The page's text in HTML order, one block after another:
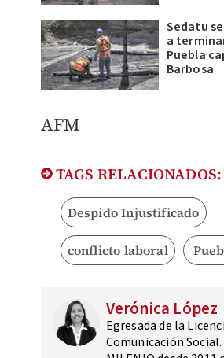
Sedatu
a
Puebla
Barbosa
AFM
TAGS RELACIONADOS:
Despido Injustificado
conflicto laboral
Verónica López
Egresada de la
Comunicación